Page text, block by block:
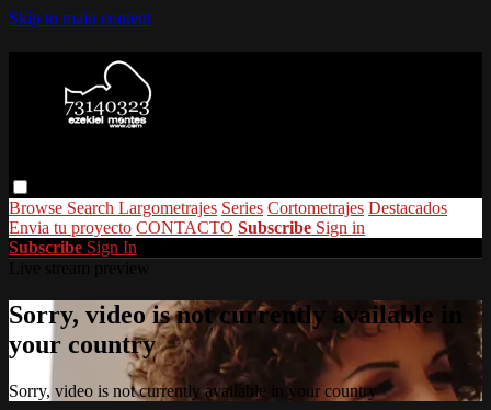
Skip to main content
Browse Search Largometrajes Series Cortometrajes Destacados
Envia tu proyecto CONTACTO Subscribe Sign in
Subscribe Sign In
Sorry, video is not currently available in
your country
Sorry, video is not currently available in your country